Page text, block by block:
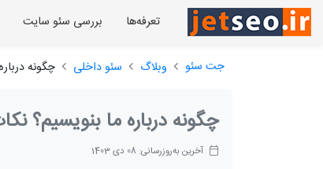
تعرفه‌ها بررسی سئو سایت
جت سئو وبلاگ سئو داخلی چگونه
چگونه درباره ما بنویسیم؟
آخرین به‌روزرسانی: 08 دی 1403